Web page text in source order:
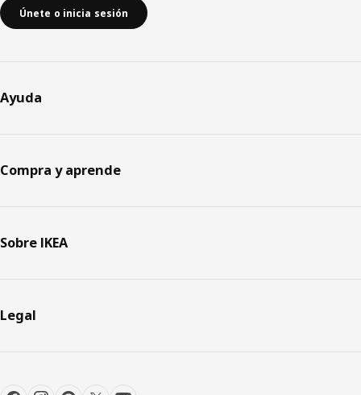
Únete o inicia sesión
Ayuda
Compra y aprende
Sobre IKEA
Legal